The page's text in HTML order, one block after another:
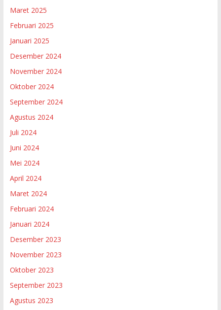
Maret 2025
Februari 2025
Januari 2025
Desember 2024
November 2024
Oktober 2024
September 2024
Agustus 2024
Juli 2024
Juni 2024
Mei 2024
April 2024
Maret 2024
Februari 2024
Januari 2024
Desember 2023
November 2023
Oktober 2023
September 2023
Agustus 2023